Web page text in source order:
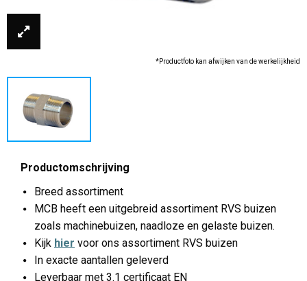
*Productfoto kan afwijken van de werkelijkheid
Productomschrijving
Breed assortiment
MCB heeft een uitgebreid assortiment RVS buizen
zoals machinebuizen, naadloze en gelaste buizen.
Kijk hier voor ons assortiment RVS buizen
In exacte aantallen geleverd
Leverbaar met 3.1 certificaat EN